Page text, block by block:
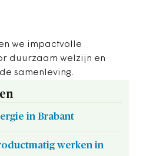
we impactvolle
duurzaam welzijn en
samenleving.
in Brabant
werken in